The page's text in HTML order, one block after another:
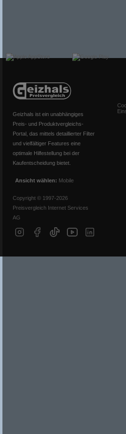
Geizhals ist ein unabhängiges
Preis- und Produktvergleichs-
Portal, das mittels detaillierter Filter
und vielfältiger Features eine
optimale Hilfestellung bei der
Kaufentscheidung bietet.
Ansicht wählen: Mobile
Copyright © 1997-2026
Preisvergleich Internet Services
AG